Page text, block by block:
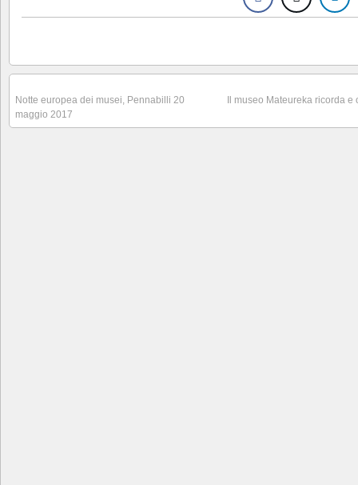
Notte europea dei musei, Pennabilli 20
maggio 2017
Il museo Mateureka ricorda